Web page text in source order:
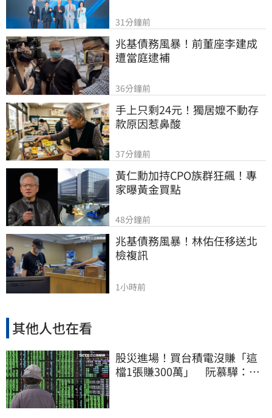
31分鐘前
兆基債務風暴！前董座李建成
遭當庭逮補
36分鐘前
手上只剩24元！獨居嬤不動存
款原因惹鼻酸
37分鐘前
黃仁勳加持CPO族群狂飆！專
家曝黃金買點
48分鐘前
兆基債務風暴！林佑任移送北
檢複訊
1小時前
其他人也在看
股災進場！買台積電沒賺「這
檔1張賺300萬」 阮慕驊：別